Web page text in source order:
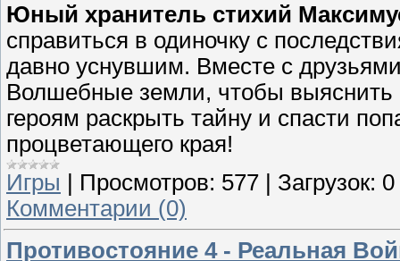
Юный хранитель стихий
справиться в одиночку с
давно уснувшим. Вместе с
Волшебные земли, чтобы выяснить
героям раскрыть тайну и спасти
процветающего края!
Игры | Просмотров: 577 | Загрузок: 0
Комментарии (0)
Противостояние 4 - Реальная